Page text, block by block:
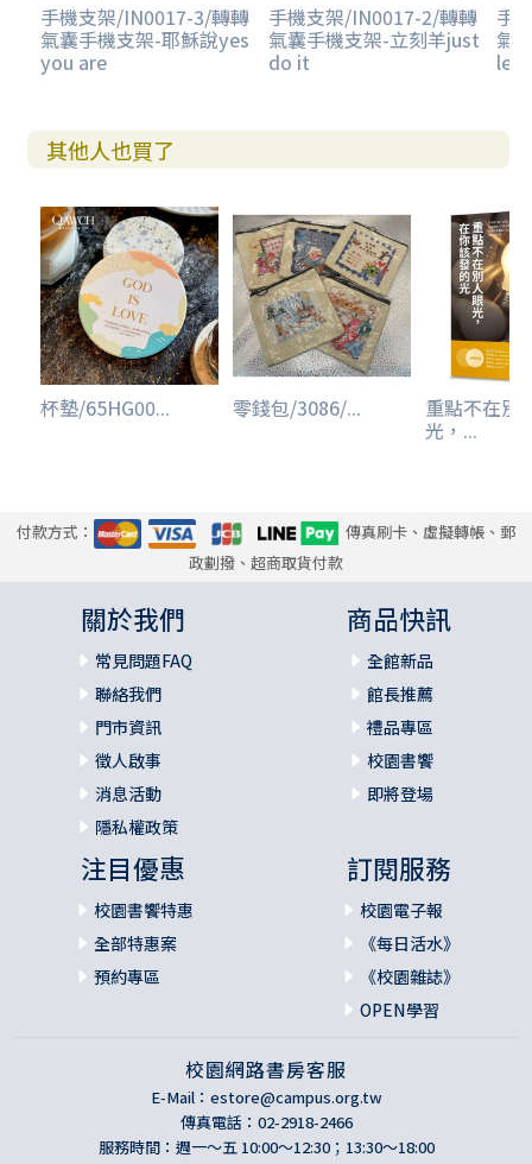
手機支架/IN0017-3/轉轉
氣囊手機支架-耶穌說yes
you are
手機支架/IN0017-2/轉轉
氣囊手機支架-立刻羊just
do it
手
氣
其他人也買了
杯墊/65HG00... 零錢包/3086/... 重點不在別
光，...
付款方式：
傳真刷卡、虛擬轉帳、郵
政劃撥、超商取貨付款
關於我們
常見問題FAQ
聯絡我們
門市資訊
徵人啟事
消息活動
隱私權政策
商品快訊
全館新品
館長推薦
禮品專區
校園書饗
即將登場
注目優惠
校園書饗特惠
全部特惠案
預約專區
訂閱服務
校園電子報
《每日活水》
《校園雜誌》
OPEN學習
校園網路書房客服
E-Mail： estore@campus.org.tw
傳真電話：02-2918-2466
服務時間：週一～五 10:00～12:30；13:30～18:00